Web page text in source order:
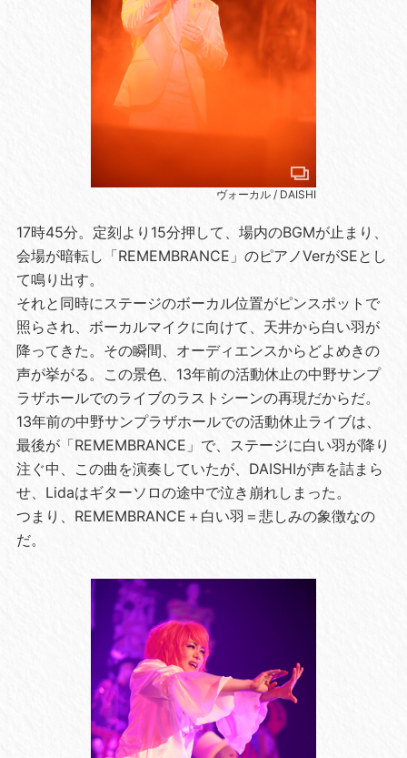
ヴォーカル / DAISHI
17時45分。定刻より15分押して、場内のBGMが止まり、
会場が暗転し「REMEMBRANCE」のピアノVerがSEとし
て鳴り出す。
それと同時にステージのボーカル位置がピンスポットで
照らされ、ボーカルマイクに向けて、天井から白い羽が
降ってきた。その瞬間、オーディエンスからどよめきの
声が挙がる。この景色、13年前の活動休止の中野サンプ
ラザホールでのライブのラストシーンの再現だからだ。
13年前の中野サンプラザホールでの活動休止ライブは、
最後が「REMEMBRANCE」で、ステージに白い羽が降り
注ぐ中、この曲を演奏していたが、DAISHIが声を詰まら
せ、Lidaはギターソロの途中で泣き崩れしまった。
つまり、REMEMBRANCE＋白い羽＝悲しみの象徴なの
だ。